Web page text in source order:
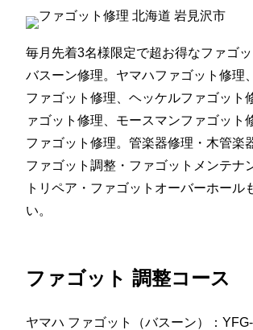
毎月先着3名様限定で超お得なファゴッ
バスーン修理。ヤマハファゴット修理
ファゴット修理、ヘッケルファゴット
ァゴット修理、モースマンファゴット
ファゴット修理。管楽器修理・木管楽
ファゴット調整・ファゴットメンテナ
トリペア・ファゴットオーバーホール
い。
ファゴット 調整コース
ヤマハ ファゴット（バスーン）：